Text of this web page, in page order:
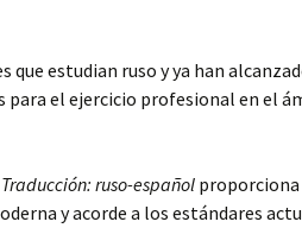
estudian ruso y ya han
el ejercicio profesional en el
ruso-español
y acorde a los estándares